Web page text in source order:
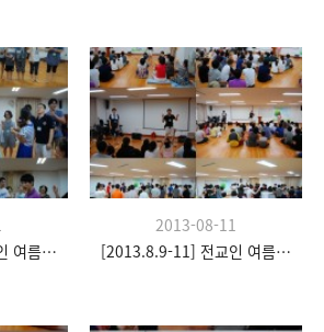
[2013.8.9-11] 전교인 여름수련회- "이쉼 전쉼"
2013-08-11
[2013.8.9-11] 전교인 여름수련회- "이쉼 전쉼"